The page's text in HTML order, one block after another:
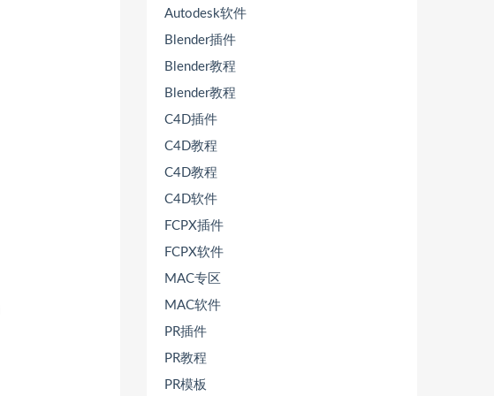
Autodesk软件
Blender插件
Blender教程
Blender教程
C4D插件
C4D教程
C4D教程
C4D软件
FCPX插件
FCPX软件
MAC专区
MAC软件
PR插件
PR教程
PR模板